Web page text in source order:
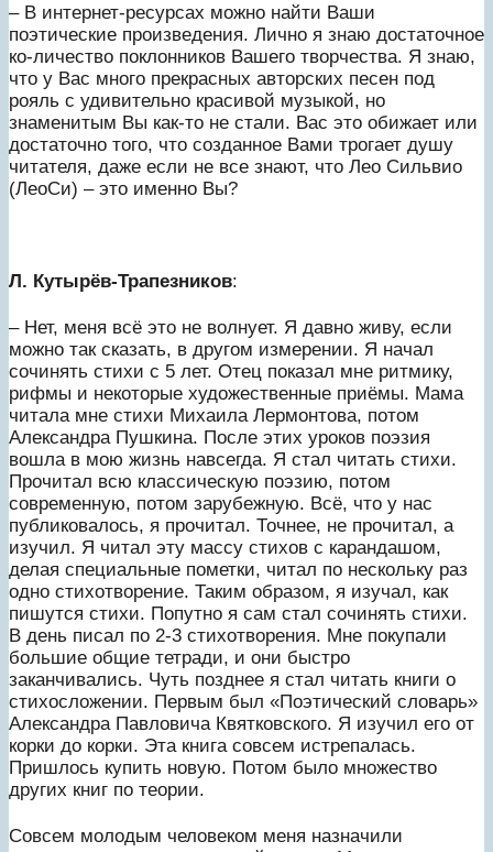
– В интернет-ресурсах можно найти Ваши
поэтические произведения. Лично я знаю достаточное
ко-личество поклонников Вашего творчества. Я знаю,
что у Вас много прекрасных авторских песен под
рояль с удивительно красивой музыкой, но
знаменитым Вы как-то не стали. Вас это обижает или
достаточно того, что созданное Вами трогает душу
читателя, даже если не все знают, что Лео Сильвио
(ЛеоСи) – это именно Вы?
Л. Кутырёв-Трапезников:
– Нет, меня всё это не волнует. Я давно живу, если
можно так сказать, в другом измерении. Я начал
сочинять стихи с 5 лет. Отец показал мне ритмику,
рифмы и некоторые художественные приёмы. Мама
читала мне стихи Михаила Лермонтова, потом
Александра Пушкина. После этих уроков поэзия
вошла в мою жизнь навсегда. Я стал читать стихи.
Прочитал всю классическую поэзию, потом
современную, потом зарубежную. Всё, что у нас
публиковалось, я прочитал. Точнее, не прочитал, а
изучил. Я читал эту массу стихов с карандашом,
делая специальные пометки, читал по нескольку раз
одно стихотворение. Таким образом, я изучал, как
пишутся стихи. Попутно я сам стал сочинять стихи.
В день писал по 2-3 стихотворения. Мне покупали
большие общие тетради, и они быстро
заканчивались. Чуть позднее я стал читать книги о
стихосложении. Первым был «Поэтический словарь»
Александра Павловича Квятковского. Я изучил его от
корки до корки. Эта книга совсем истрепалась.
Пришлось купить новую. Потом было множество
других книг по теории.
Совсем молодым человеком меня назначили